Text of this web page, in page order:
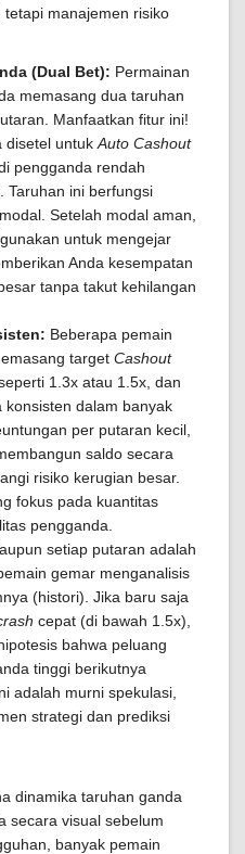
manajemen risiko
(Dual Bet): Permainan
memasang dua taruhan
Manfaatkan fitur ini!
disetel untuk Auto Cashout
pengganda rendah
Taruhan ini berfungsi
Setelah modal aman,
untuk mengejar
Anda kesempatan
tanpa takut kehilangan
Beberapa pemain
target Cashout
1.3x atau 1.5x, dan
konsisten dalam banyak
per putaran kecil,
saldo secara
risiko kerugian besar.
fokus pada kuantitas
pengganda.
setiap putaran adalah
gemar menganalisis
(histori). Jika baru saja
cepat (di bawah 1.5x),
bahwa peluang
tinggi berikutnya
adalah murni spekulasi,
strategi dan prediksi
dinamika taruhan ganda
secara visual sebelum
banyak pemain